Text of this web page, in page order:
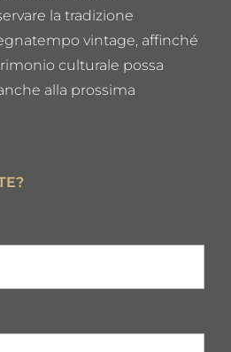
la tradizione
vintage, affinché
culturale possa
alla prossima